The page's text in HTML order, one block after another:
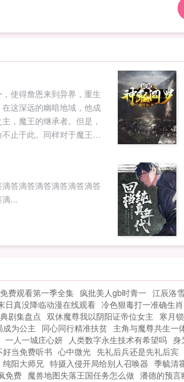
使得詹恩来到异界，重生
这深远的幽暗地域，他成
，魔王的继承者。但是，
止于此。同样对于魔王之
而来，为正义而战的骑
约与旗帜下，詹恩将手持
地底深处，为世界...
答滴答滴答滴答滴答滴答
...
费观看第一季全集 疯批美人gb时青一 江辰洛
日真没降临动漫在线观看 冷色狠毒打一准确生肖
剧集盘点 双休魔尊我以阴阳证帝位女主 寒月
成为公主 同心同行精准扶贫 主角与魔尊共生一
一人一城庄心妍 人类数字永生技术有希望吗 身
当免费听书 心中微光 先礼后兵还是先礼后宾
纯阳大师兄 特摄入侵开局给别人召唤器 季毓清
免费 魔兽地图失落王国任务怎么做 潘德的预言